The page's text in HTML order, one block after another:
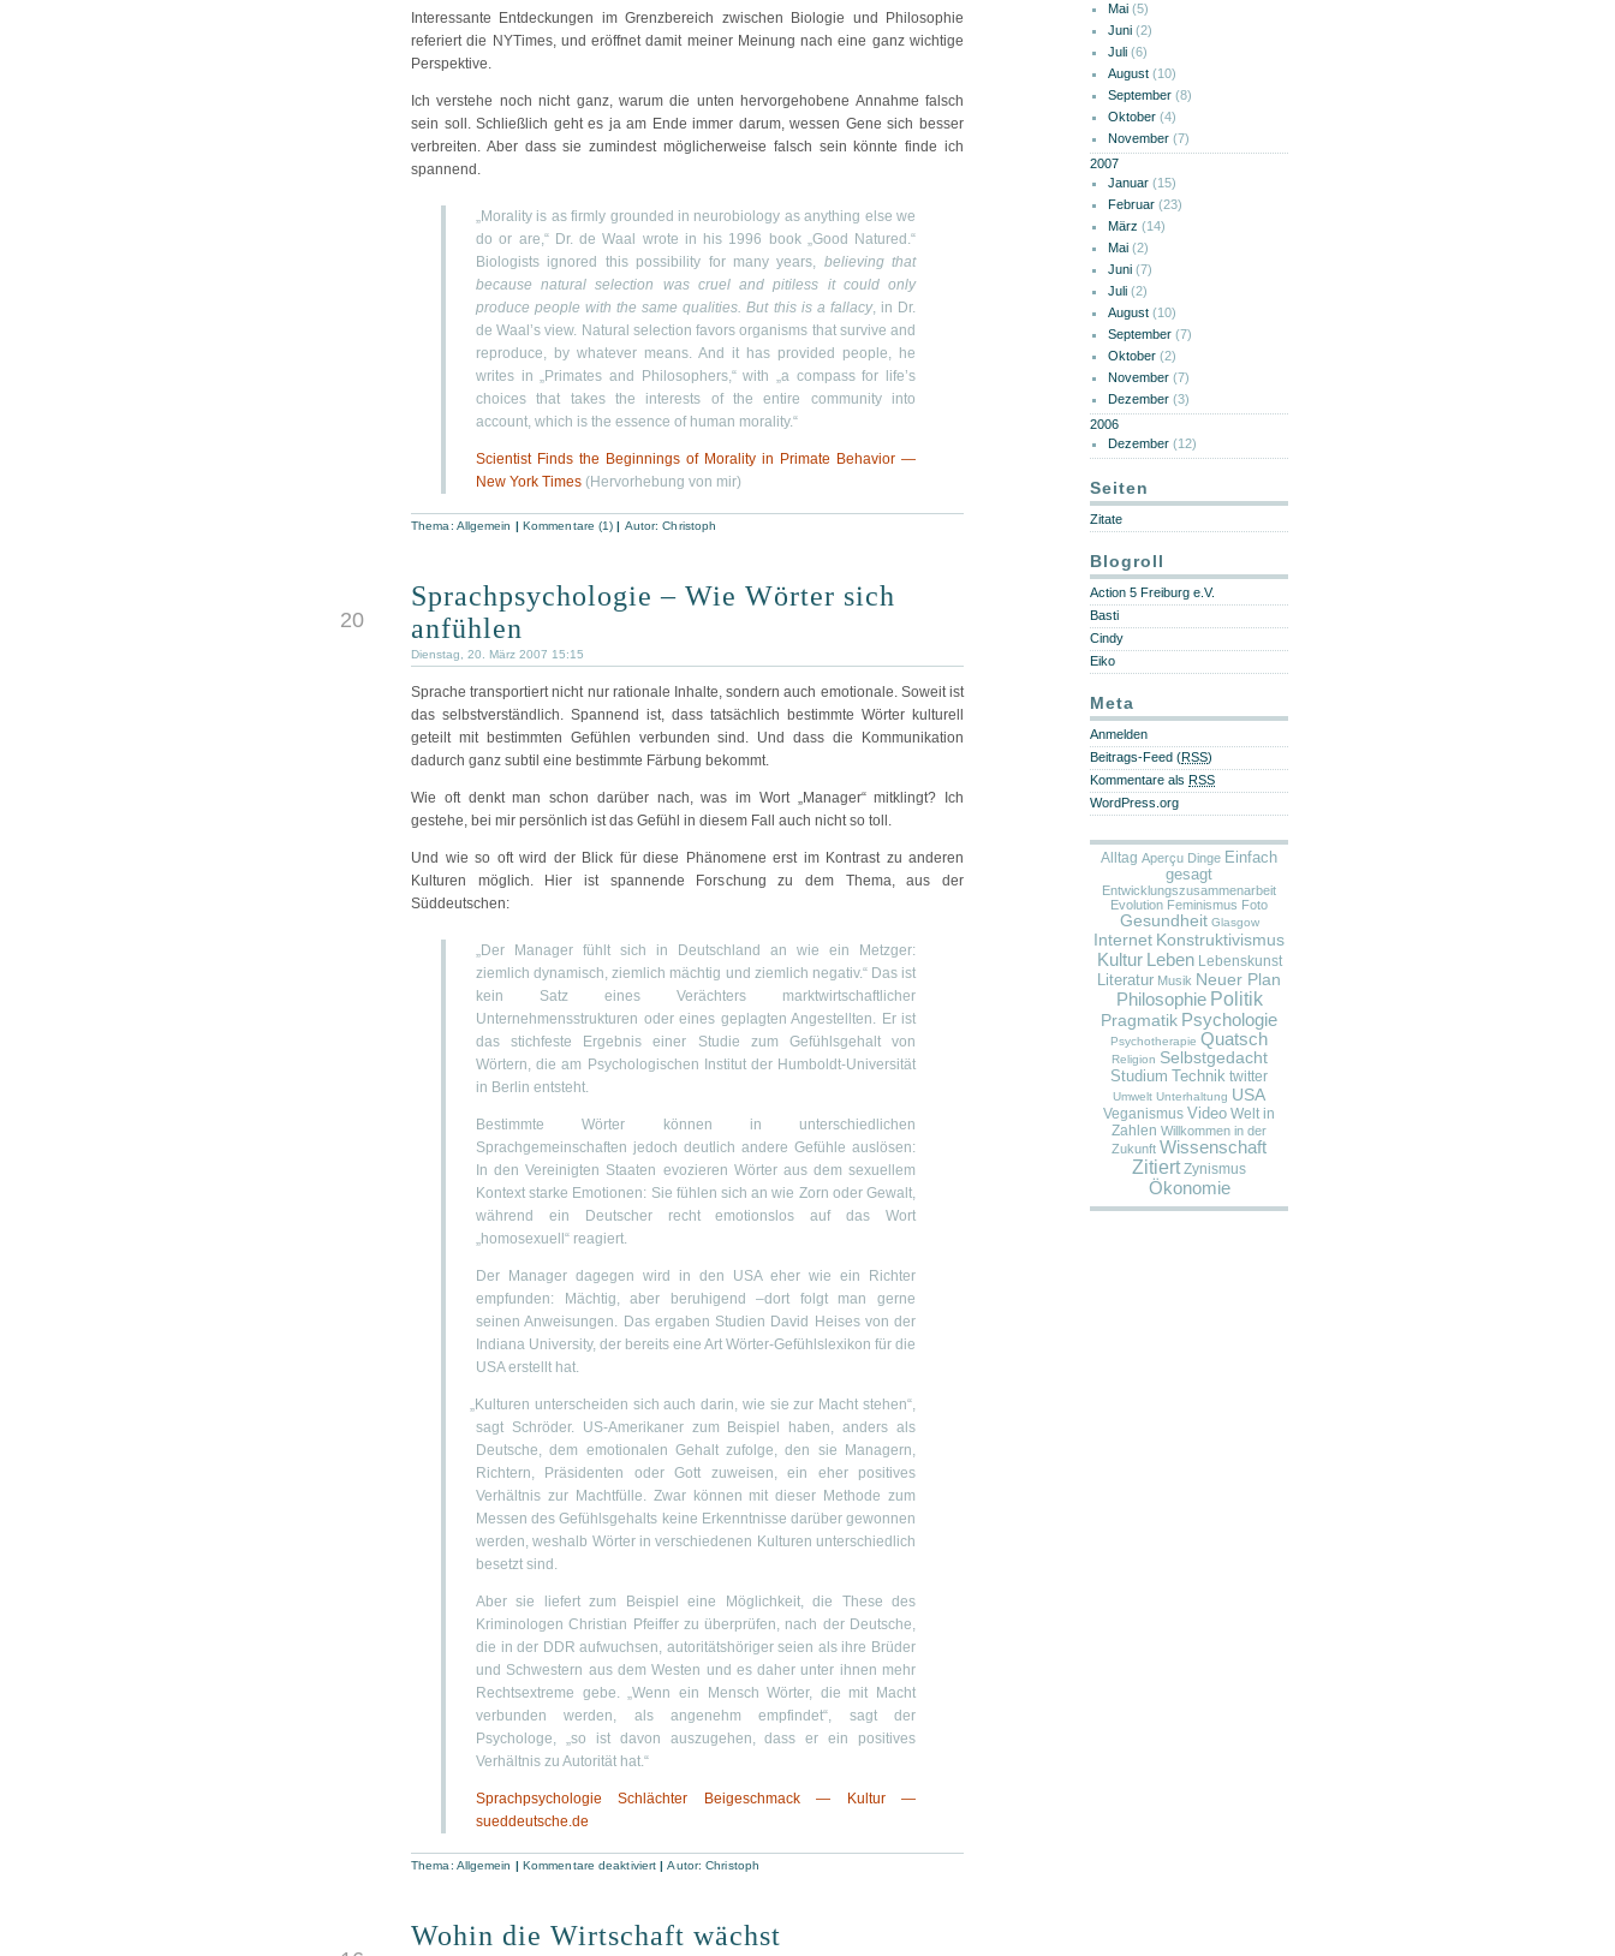
Interessante Entdeckungen im Grenzbereich zwischen Biologie und Philosophie
referiert die NYTimes, und eröffnet damit meiner Meinung nach eine ganz wichtige
Perspektive.
Ich verstehe noch nicht ganz, warum die unten hervorgehobene Annahme falsch
sein soll. Schließlich geht es ja am Ende immer darum, wessen Gene sich besser
verbreiten. Aber dass sie zumindest möglicherweise falsch sein könnte finde ich
spannend.
„Morality is as firmly grounded in neurobiology as anything else we
do or are,“ Dr. de Waal wrote in his 1996 book „Good Natured.“
Biologists ignored this possibility for many years, believing that
because natural selection was cruel and pitiless it could only
produce people with the same qualities. But this is a fallacy, in Dr.
de Waal’s view. Natural selection favors organisms that survive and
reproduce, by whatever means. And it has provided people, he
writes in „Primates and Philosophers,“ with „a compass for life’s
choices that takes the interests of the entire community into
account, which is the essence of human morality.“
Scientist Finds the Beginnings of Morality in Primate Behavior —
New York Times (Hervorhebung von mir)
Thema: Allgemein | Kommentare (1) | Autor:Christoph
20
Sprachpsychologie – Wie Wörter sich
anfühlen
Dienstag, 20. März 2007 15:15
Sprache transportiert nicht nur rationale Inhalte, sondern auch emotionale. Soweit ist
das selbstverständlich. Spannend ist, dass tatsächlich bestimmte Wörter kulturell
geteilt mit bestimmten Gefühlen verbunden sind. Und dass die Kommunikation
dadurch ganz subtil eine bestimmte Färbung bekommt.
Wie oft denkt man schon darüber nach, was im Wort „Manager“ mitklingt? Ich
gestehe, bei mir persönlich ist das Gefühl in diesem Fall auch nicht so toll.
Und wie so oft wird der Blick für diese Phänomene erst im Kontrast zu anderen
Kulturen möglich. Hier ist spannende Forschung zu dem Thema, aus der
Süddeutschen:
„Der Manager fühlt sich in Deutschland an wie ein Metzger:
ziemlich dynamisch, ziemlich mächtig und ziemlich negativ.“ Das ist
kein Satz eines Verächters marktwirtschaftlicher
Unternehmensstrukturen oder eines geplagten Angestellten. Er ist
das stichfeste Ergebnis einer Studie zum Gefühlsgehalt von
Wörtern, die am Psychologischen Institut der Humboldt-Universität
in Berlin entsteht.
Bestimmte Wörter können in unterschiedlichen
Sprachgemeinschaften jedoch deutlich andere Gefühle auslösen:
In den Vereinigten Staaten evozieren Wörter aus dem sexuellem
Kontext starke Emotionen: Sie fühlen sich an wie Zorn oder Gewalt,
während ein Deutscher recht emotionslos auf das Wort
„homosexuell“ reagiert.
Der Manager dagegen wird in den USA eher wie ein Richter
empfunden: Mächtig, aber beruhigend –dort folgt man gerne
seinen Anweisungen. Das ergaben Studien David Heises von der
Indiana University, der bereits eine Art Wörter-Gefühlslexikon für die
USA erstellt hat.
„Kulturen unterscheiden sich auch darin, wie sie zur Macht stehen“,
sagt Schröder. US-Amerikaner zum Beispiel haben, anders als
Deutsche, dem emotionalen Gehalt zufolge, den sie Managern,
Richtern, Präsidenten oder Gott zuweisen, ein eher positives
Verhältnis zur Machtfülle. Zwar können mit dieser Methode zum
Messen des Gefühlsgehalts keine Erkenntnisse darüber gewonnen
werden, weshalb Wörter in verschiedenen Kulturen unterschiedlich
besetzt sind.
Aber sie liefert zum Beispiel eine Möglichkeit, die These des
Kriminologen Christian Pfeiffer zu überprüfen, nach der Deutsche,
die in der DDR aufwuchsen, autoritätshöriger seien als ihre Brüder
und Schwestern aus dem Westen und es daher unter ihnen mehr
Rechtsextreme gebe. „Wenn ein Mensch Wörter, die mit Macht
verbunden werden, als angenehm empfindet“, sagt der
Psychologe, „so ist davon auszugehen, dass er ein positives
Verhältnis zu Autorität hat.“
Sprachpsychologie Schlächter Beigeschmack — Kultur —
sueddeutsche.de
Thema: Allgemein | Kommentare deaktiviert |Autor:Christoph
Wohin die Wirtschaft wächst
Mai (5)
Juni (2)
Juli (6)
August (10)
September (8)
Oktober (4)
November (7)
2007
Januar (15)
Februar (23)
März (14)
Mai (2)
Juni (7)
Juli (2)
August (10)
September (7)
Oktober (2)
November (7)
Dezember (3)
2006
Dezember (12)
Seiten
Zitate
Blogroll
Action 5 Freiburg e.V.
Basti
Cindy
Eiko
Meta
Anmelden
Beitrags-Feed (RSS)
Kommentare als RSS
WordPress.org
Alltag Aperçu Dinge Einfach
gesagt
Entwicklungszusammenarbeit
Evolution Feminismus Foto
Gesundheit Glasgow
Internet Konstruktivismus
Kultur Leben Lebenskunst
Literatur Musik Neuer Plan
Philosophie Politik
Pragmatik Psychologie
Psychotherapie Quatsch
Religion Selbstgedacht
Studium Technik twitter
Umwelt Unterhaltung USA
Veganismus Video Welt in
Zahlen Willkommen in der
Zukunft Wissenschaft
Zitiert Zynismus
Ökonomie